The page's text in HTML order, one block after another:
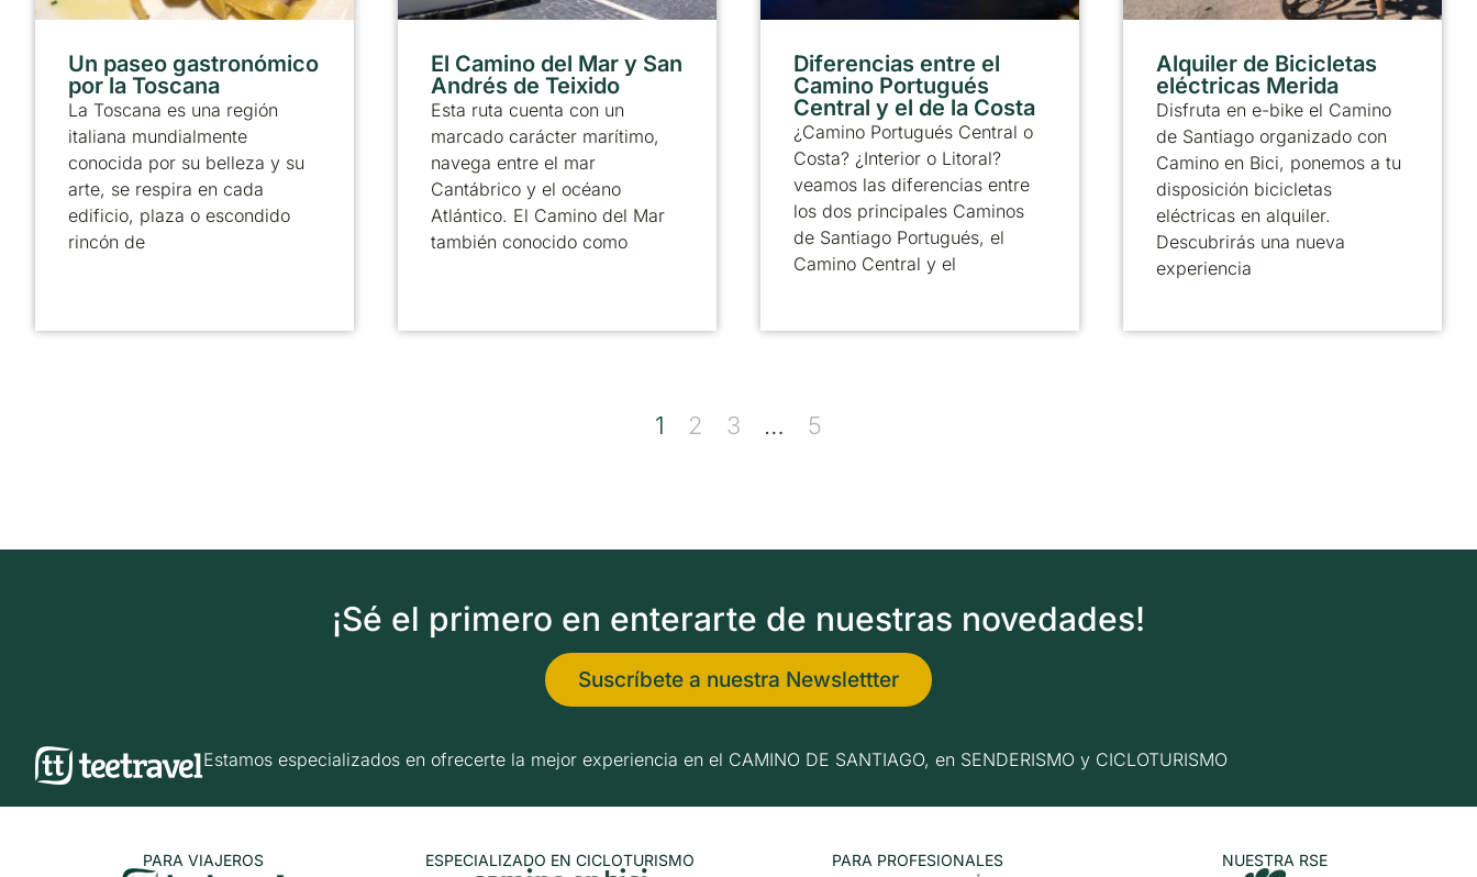
Un paseo gastronómico
por la Toscana
La Toscana es una región
italiana mundialmente
conocida por su belleza y su
arte, se respira en cada
edificio, plaza o escondido
rincón de
El Camino del Mar y San
Andrés de Teixido
Esta ruta cuenta con un
marcado carácter marítimo,
navega entre el mar
Cantábrico y el océano
Atlántico. El Camino del Mar
también conocido como
Diferencias entre el
Camino Portugués
Central y el de la Costa
¿Camino Portugués Central o
Costa? ¿Interior o Litoral?
veamos las diferencias entre
los dos principales Caminos
de Santiago Portugués, el
Camino Central y el
Alquiler de Bicicletas
eléctricas Merida
Disfruta en e-bike el Camino
de Santiago organizado con
Camino en Bici, ponemos a tu
disposición bicicletas
eléctricas en alquiler.
Descubrirás una nueva
experiencia
1 2 3 … 5
¡Sé el primero en enterarte de nuestras novedades!
Suscríbete a nuestra Newslettter
Estamos especializados en ofrecerte la mejor experiencia en el CAMINO DE SANTIAGO, en SENDERISMO y CICLOTURISMO
PARA VIAJEROS ESPECIALIZADO EN CICLOTURISMO PARA PROFESIONALES NUESTRA RSE